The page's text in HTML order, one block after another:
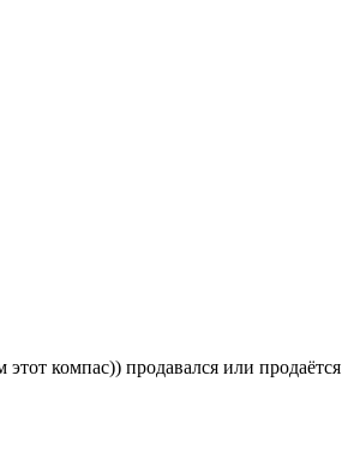
компас)) продавался или продаётся